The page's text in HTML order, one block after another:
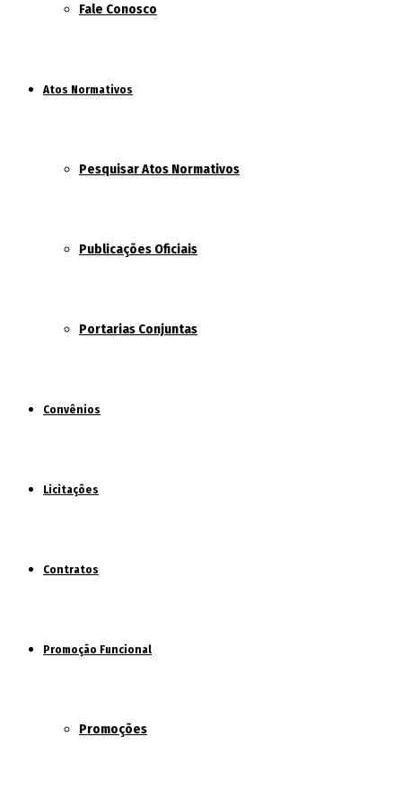
Fale Conosco
Atos Normativos
Pesquisar Atos Normativos
Publicações Oficiais
Portarias Conjuntas
Convênios
Licitações
Contratos
Promoção Funcional
Promoções